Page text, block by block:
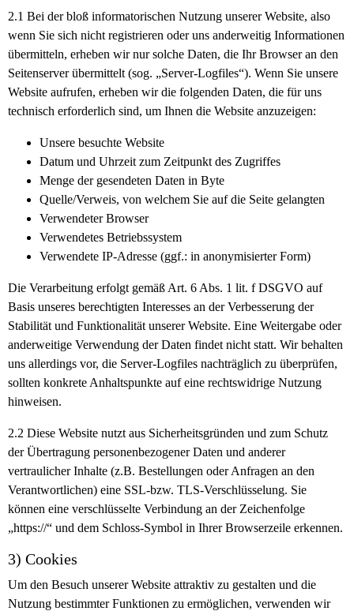
2.1 Bei der bloß informatorischen Nutzung unserer Website, also
wenn Sie sich nicht registrieren oder uns anderweitig Informationen
übermitteln, erheben wir nur solche Daten, die Ihr Browser an den
Seitenserver übermittelt (sog. „Server-Logfiles“). Wenn Sie unsere
Website aufrufen, erheben wir die folgenden Daten, die für uns
technisch erforderlich sind, um Ihnen die Website anzuzeigen:
Unsere besuchte Website
Datum und Uhrzeit zum Zeitpunkt des Zugriffes
Menge der gesendeten Daten in Byte
Quelle/Verweis, von welchem Sie auf die Seite gelangten
Verwendeter Browser
Verwendetes Betriebssystem
Verwendete IP-Adresse (ggf.: in anonymisierter Form)
Die Verarbeitung erfolgt gemäß Art. 6 Abs. 1 lit. f DSGVO auf
Basis unseres berechtigten Interesses an der Verbesserung der
Stabilität und Funktionalität unserer Website. Eine Weitergabe oder
anderweitige Verwendung der Daten findet nicht statt. Wir behalten
uns allerdings vor, die Server-Logfiles nachträglich zu überprüfen,
sollten konkrete Anhaltspunkte auf eine rechtswidrige Nutzung
hinweisen.
2.2 Diese Website nutzt aus Sicherheitsgründen und zum Schutz
der Übertragung personenbezogener Daten und anderer
vertraulicher Inhalte (z.B. Bestellungen oder Anfragen an den
Verantwortlichen) eine SSL-bzw. TLS-Verschlüsselung. Sie
können eine verschlüsselte Verbindung an der Zeichenfolge
„https://“ und dem Schloss-Symbol in Ihrer Browserzeile erkennen.
3) Cookies
Um den Besuch unserer Website attraktiv zu gestalten und die
Nutzung bestimmter Funktionen zu ermöglichen, verwenden wir